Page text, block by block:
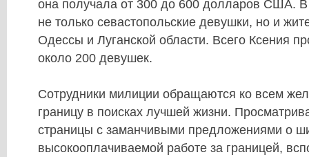
она получала от 300 до 600 долларов США. В
не только севастопольские девушки, но и
Одессы и Луганской области. Всего Ксения
около 200 девушек.
Сотрудники милиции обращаются ко всем
границу в поисках лучшей жизни.
страницы с заманчивыми предложениями о
высокооплачиваемой работе за границей,